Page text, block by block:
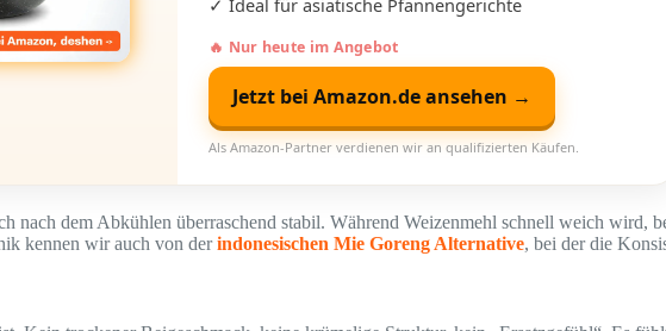
✓ Ideal für asiatische Pfannengerichte
🔥 Nur heute im Angebot
Jetzt bei Amazon.de ansehen →
Als Amazon-Partner verdienen wir an qualifizierten Käufen.
nach dem Abkühlen überraschend stabil. Während Weizenmehl schnell weich wird,
kennen wir auch von derindonesischen Mie Goreng Alternative, bei der die